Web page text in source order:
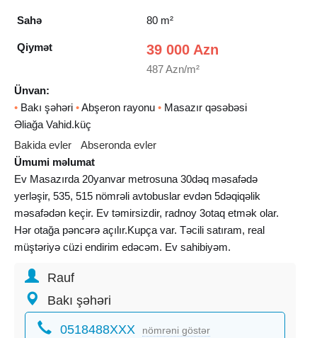
Sahə 80 m²
Qiymət 39 000 Azn
487 Azn/m²
Ünvan:
• Bakı şəhəri •Abşeron rayonu • Masazır qəsəbəsi
Əliağa Vahid.küç
Bakida evler
Abseronda evler
Ümumi məlumat
Ev Masazırda 20yanvar metrosuna 30dəq məsafədə
yerləşir, 535, 515 nömrəli avtobuslar evdən 5dəqiqəlik
məsafədən keçir. Ev təmirsizdir, radnoy 3otaq etmək olar.
Hər otağa pəncərə açılır.Kupça var. Təcili satıram, real
müştəriyə cüzi endirim edəcəm. Ev sahibiyəm.
Rauf
Bakı şəhəri
0518488XXX nömrəni göstər